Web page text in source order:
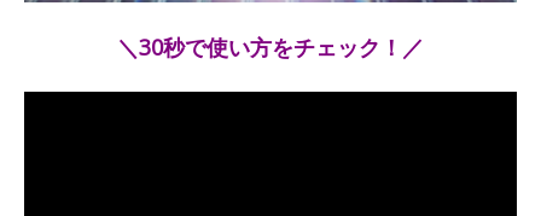
＼30秒で使い方をチェック！／